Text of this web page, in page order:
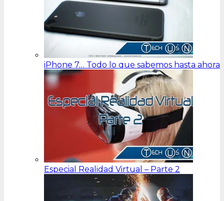
iPhone 7… Todo lo que sabemos hasta ahora
Especial Realidad Virtual – Parte 2